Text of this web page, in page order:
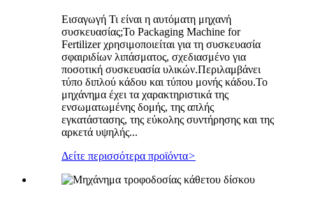
Εισαγωγή Τι είναι η αυτόματη μηχανή
συσκευασίας;Το Packaging Machine for
Fertilizer χρησιμοποιείται για τη συσκευασία
σφαιριδίων λιπάσματος, σχεδιασμένο για
ποσοτική συσκευασία υλικών.Περιλαμβάνει
τύπο διπλού κάδου και τύπου μονής κάδου.Το
μηχάνημα έχει τα χαρακτηριστικά της
ενσωματωμένης δομής, της απλής
εγκατάστασης, της εύκολης συντήρησης και της
αρκετά υψηλής...
Δείτε περισσότερα προϊόντα>